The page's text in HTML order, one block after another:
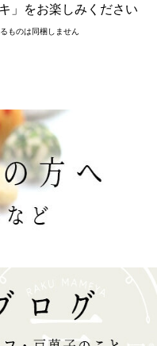
」をお楽しみください
ものは同梱しません